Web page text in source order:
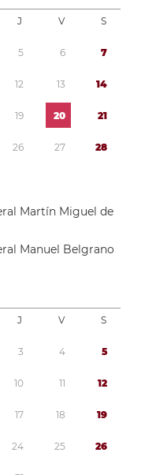
J V S
5 6 7
12 13 14
19 20 21
26 27 28
Martín Miguel de
Manuel Belgrano
J V S
3 4 5
10 11 12
17 18 19
24 25 26